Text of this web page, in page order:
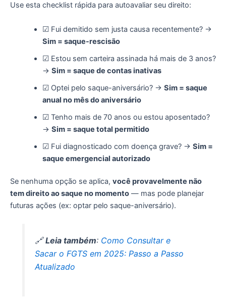
Use esta checklist rápida para autoavaliar seu direito:
☑ Fui demitido sem justa causa recentemente? →
Sim = saque-rescisão
☑ Estou sem carteira assinada há mais de 3 anos?
→ Sim = saque de contas inativas
☑ Optei pelo saque-aniversário? → Sim = saque
anual no mês do aniversário
☑ Tenho mais de 70 anos ou estou aposentado?
→ Sim = saque total permitido
☑ Fui diagnosticado com doença grave? → Sim =
saque emergencial autorizado
Se nenhuma opção se aplica, você provavelmente não
tem direito ao saque no momento — mas pode planejar
futuras ações (ex: optar pelo saque-aniversário).
🔗Leia também: Como Consultar e
Sacar o FGTS em 2025: Passo a Passo
Atualizado